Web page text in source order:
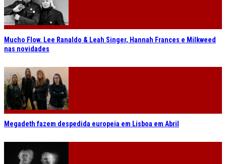
Mucho Flow. Lee Ranaldo & Leah Singer, Hannah Frances e Milkweed
nas novidades
Megadeth fazem despedida europeia em Lisboa em Abril